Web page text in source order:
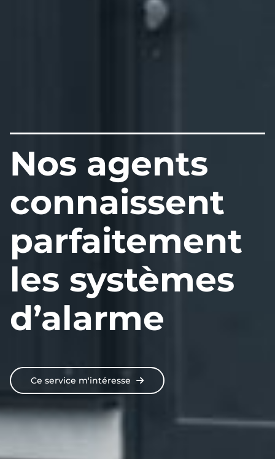
Nos agents
connaissent
parfaitement
les systèmes
d’alarme
Ce service m'intéresse